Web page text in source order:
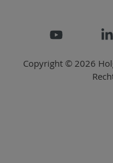
Copyright © 2026